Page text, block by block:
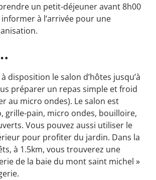
un petit-déjeuner avant 8h00
à l’arrivée pour une
disposition le salon d’hôtes jusqu’à
préparer un repas simple et froid
au micro ondes). Le salon est
grille-pain, micro ondes, bouilloire,
Vous pouvez aussi utiliser le
pour profiter du jardin. Dans la
à 1.5km, vous trouverez une
de la baie du mont saint michel »